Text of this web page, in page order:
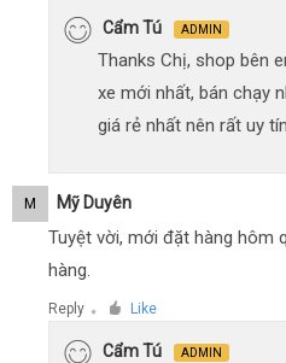
Cẩm Tú ADMIN
Thanks Chị, shop bên
xe mới nhất, bán chạy
giá rẻ nhất nên rất uy
M Mỹ Duyên
Tuyệt vời, mới đặt hàng hôm
hàng.
Reply ● Like
Cẩm Tú ADMIN